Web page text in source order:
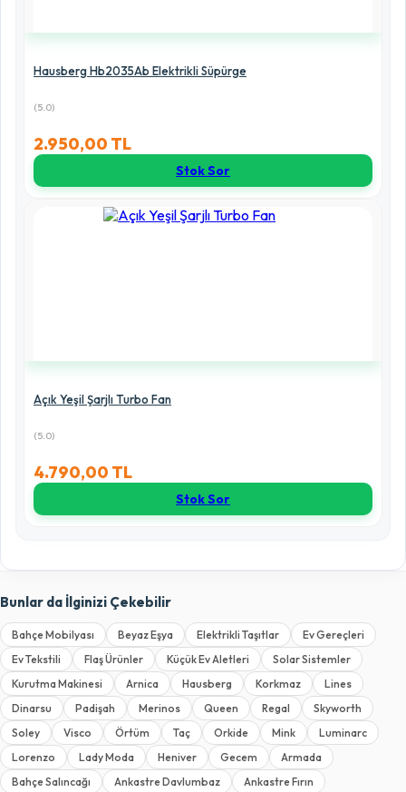
Hausberg Hb2035Ab Elektrikli Süpürge
(5.0)
2.950,00 TL
Stok Sor
Açık Yeşil Şarjlı Turbo Fan
(5.0)
4.790,00 TL
Stok Sor
Bunlar da İlginizi Çekebilir
Bahçe Mobilyası Beyaz Eşya Elektrikli Taşıtlar
Ev Gereçleri
Ev Tekstili
Flaş Ürünler Küçük Ev Aletleri
Solar Sistemler
Kurutma Makinesi
Arnica Hausberg Korkmaz
Lines
Dinarsu
Padişah Merinos Queen Regal
Skyworth
Soley
Visco Örtüm Taç Orkide Mink
Luminarc
Lorenzo
Lady Moda Heniver Gecem
Armada
Bahçe Salıncağı
Ankastre Davlumbaz
Ankastre Fırın